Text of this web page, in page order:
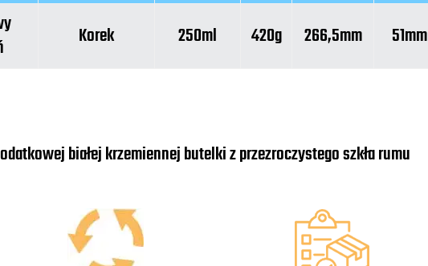
Korek 250ml 420g 266,5mm 51mm
białej krzemiennej butelki z przezroczystego szkła rumu